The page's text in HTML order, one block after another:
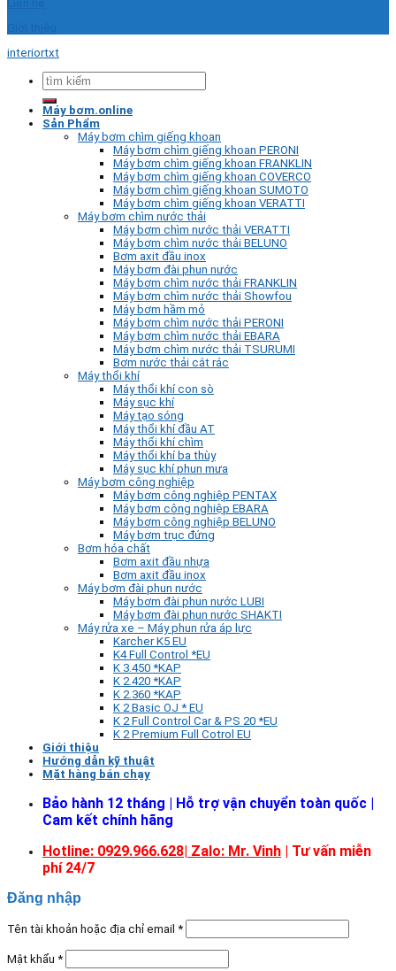
interiortxt
Tìm
kiếm:
Máy bơm.online
Sản Phẩm
Máy bơm chìm giếng khoan
Máy bơm chìm giếng khoan PERONI
Máy bơm chìm giếng khoan FRANKLIN
Máy bơm chìm giếng khoan COVERCO
Máy bơm chìm giếng khoan SUMOTO
Máy bơm chìm giếng khoan VERATTI
Máy bơm chìm nước thải
Máy bơm chìm nước thải VERATTI
Máy bơm chìm nước thải BELUNO
Bơm axit đầu inox
Máy bơm đài phun nước
Máy bơm chìm nước thải FRANKLIN
Máy bơm chìm nước thải Showfou
Máy bơm hầm mỏ
Máy bơm chìm nước thải PERONI
Máy bơm chìm nước thải EBARA
Máy bơm chìm nước thải TSURUMI
Bơm nước thải cắt rác
Máy thổi khí
Máy thổi khí con sò
Máy sục khí
Máy tạo sóng
Máy thổi khí đầu AT
Máy thổi khí chìm
Máy thổi khí ba thùy
Máy sục khí phun mưa
Máy bơm công nghiệp
Máy bơm công nghiệp PENTAX
Máy bơm công nghiệp EBARA
Máy bơm công nghiệp BELUNO
Máy bơm trục đứng
Bơm hóa chất
Bơm axit đầu nhựa
Bơm axit đầu inox
Máy bơm đài phun nước
Máy bơm đài phun nước LUBI
Máy bơm đài phun nước SHAKTI
Máy rửa xe – Máy phun rửa áp lực
Karcher K5 EU
K4 Full Control *EU
K 3.450 *KAP
K 2.420 *KAP
K 2.360 *KAP
K 2 Basic OJ * EU
K 2 Full Control Car & PS 20 *EU
K 2 Premium Full Cotrol EU
Giới thiệu
Hướng dẫn kỹ thuật
Mặt hàng bán chạy
Bảo hành 12 tháng | Hỗ trợ vận chuyển toàn quốc |
Cam kết chính hãng
Hotline: 0929.966.628| Zalo: Mr. Vinh | Tư vấn miễn
phí 24/7
Đăng nhập
Tên tài khoản hoặc địa chỉ email *
Mật khẩu *